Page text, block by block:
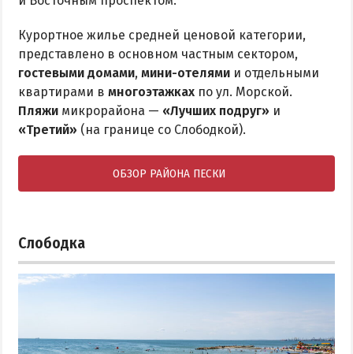
Курортное жилье средней ценовой категории,
представлено в основном частным сектором,
гостевыми домами, мини-отелями и отдельными
квартирами в многоэтажках по ул. Морской.
Пляжи микрорайона — «Лучших подруг» и
«Третий» (на границе со Слободкой).
ОБЗОР РАЙОНА ПЕСКИ
Слободка